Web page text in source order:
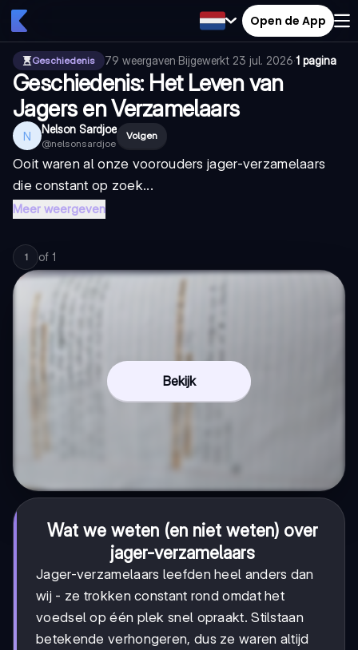
Open de App
Geschiedenis 79 weergaven·Bijgewerkt 23 jul. 2026·1 pagina
Geschiedenis: Het Leven van
Jagers en Verzamelaars
N Nelson Sardjoe
@nelsonsardjoe
Volgen
Ooit waren al onze voorouders jager-verzamelaars
die constant op zoek...
Meer weergeven
1 of 1
Bekijk
Wat we weten (en niet weten) over
jager-verzamelaars
Jager-verzamelaars leefden heel anders dan
wij - ze trokken constant rond omdat het
voedsel op één plek snel opraakt. Stilstaan
betekende verhongeren, dus ze waren altijd